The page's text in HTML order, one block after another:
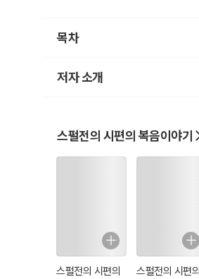
목차
저자 소개
스펄전의 시편의 복음이야기
스펄전의 시편의
스펄전의 시편의